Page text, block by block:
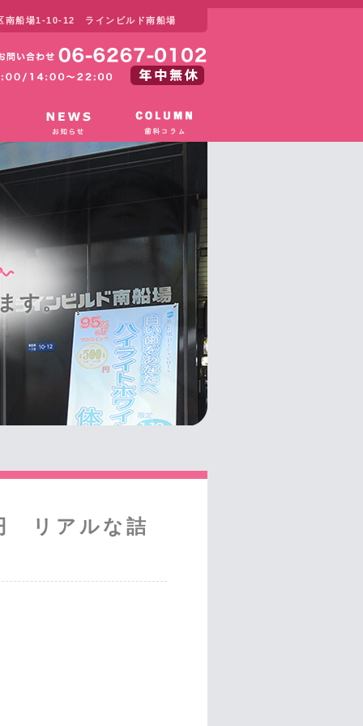
南船場1-10-12 ラインビルド南船場
す。
リアルな詰